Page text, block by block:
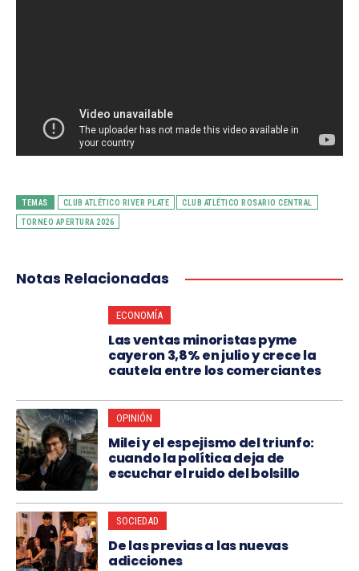
TEMAS CLUB ATLÉTICO RIVER PLATE CLUB ATLÉTICO ROSARIO CENTRAL
TORNEO APERTURA 2026
Notas Relacionadas
ECONOMÍA
Las ventas minoristas pyme
cayeron 3,8% en julio y crece la
cautela entre los comerciantes
OPINIÓN
Milei y el espejismo del triunfo:
cuando la política deja de
escuchar el ruido del bolsillo
SOCIEDAD
De las previas a las nuevas
adicciones